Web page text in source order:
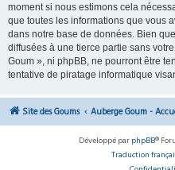
moment si nous estimons cela
que toutes les informations que vous
dans notre base de données. Bien
diffusées à une tierce partie sans
Goum », ni phpBB, ne pourront être
tentative de piratage informatique
Site des Goums Auberge Goum -
Développé par phpBB®
Traduction